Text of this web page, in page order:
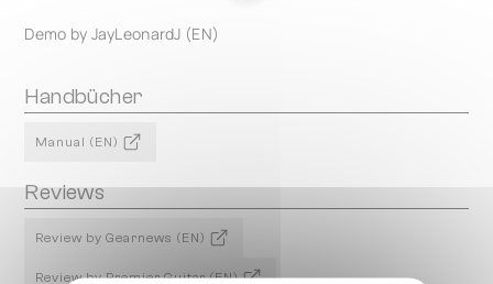
Demo by JayLeonardJ (EN)
Handbücher
Manual (EN)
Reviews
Review by Gearnews (EN)
Review by Premier Guitar (EN)